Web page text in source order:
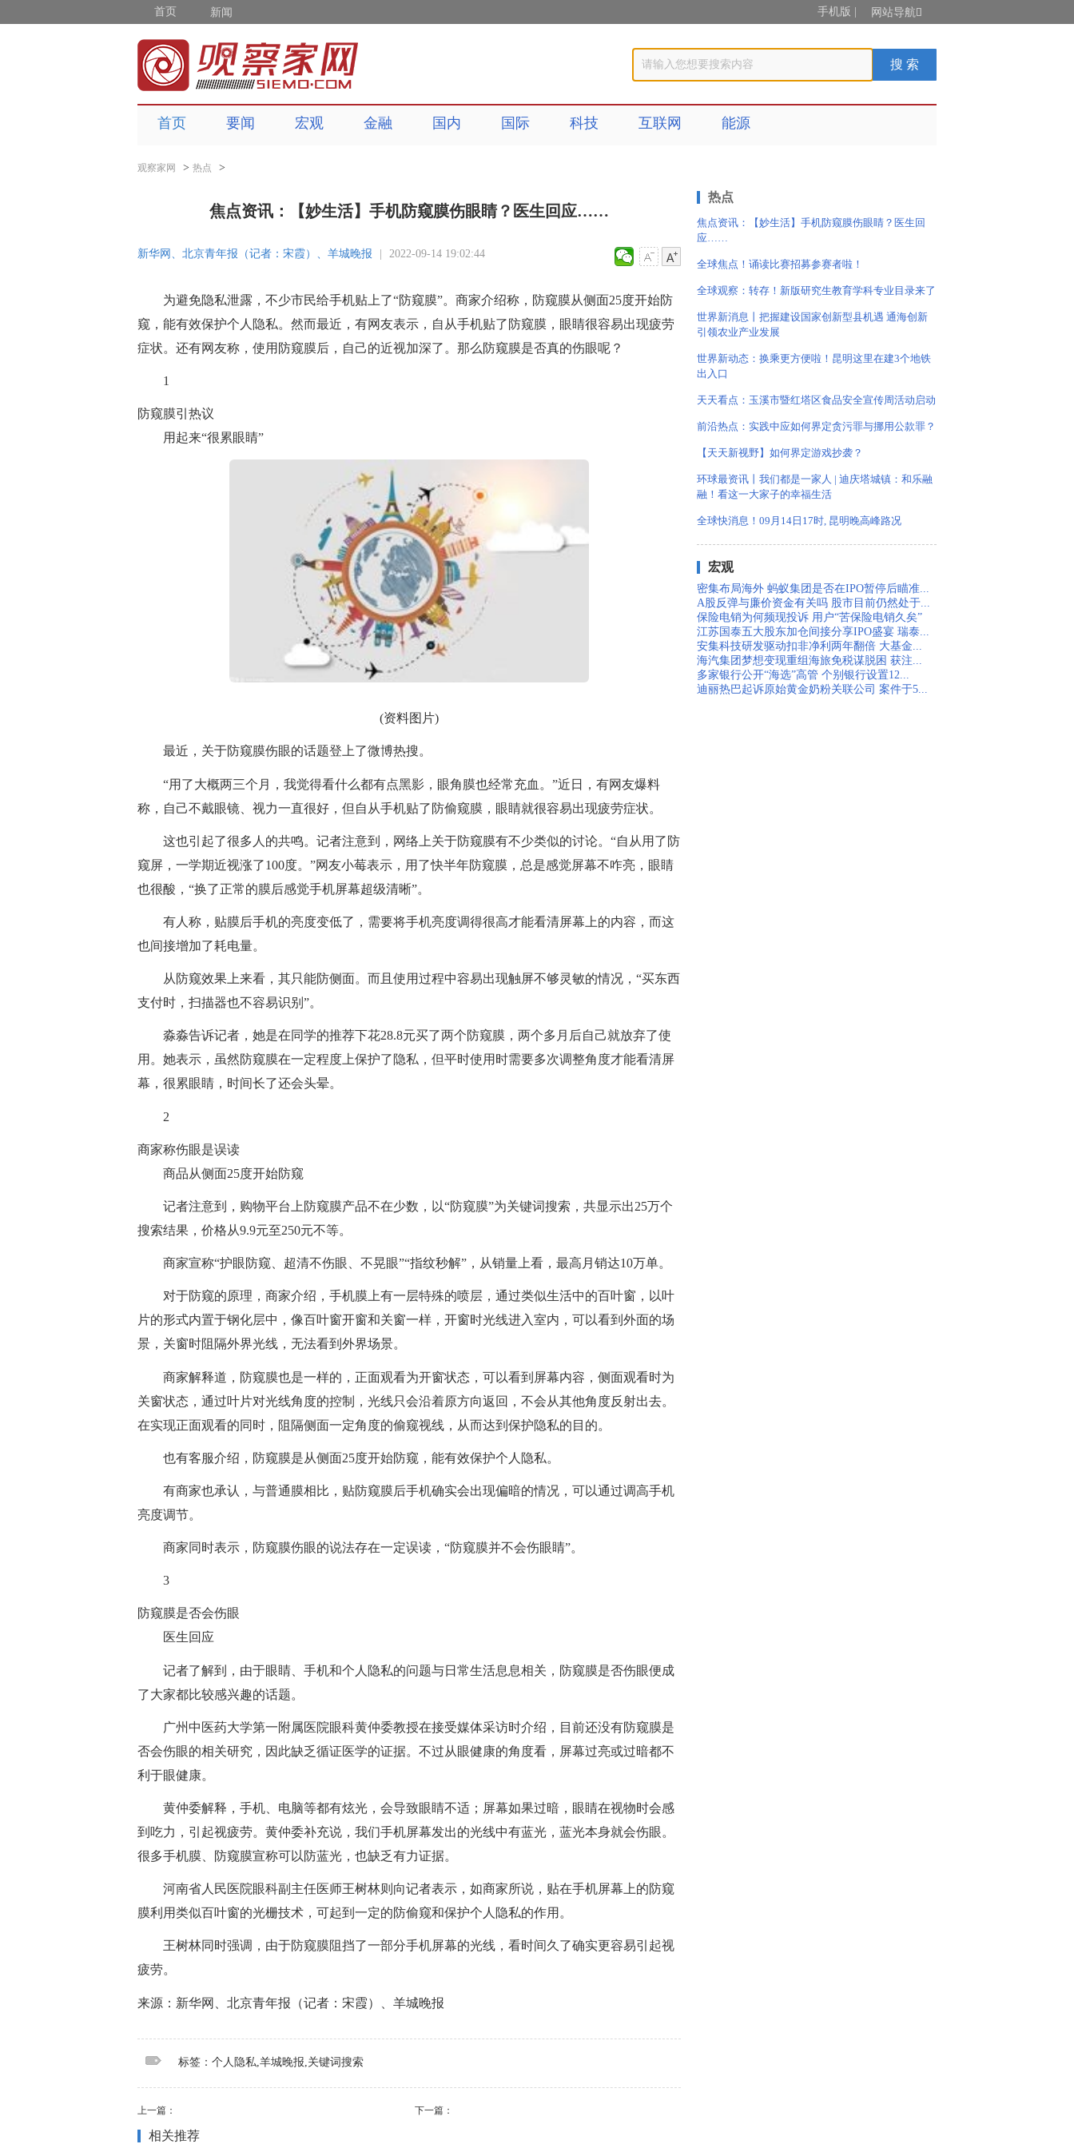
首页 新闻 手机版 网站导航
首页 要闻 宏观 金融 国内 国际 科技 互联网 能源
观察家网 > 热点 >
焦点资讯：【妙生活】手机防窥膜伤眼睛？医生回应……
新华网、北京青年报（记者：宋霞）、羊城晚报 2022-09-14 19:02:44
为避免隐私泄露，不少市民给手机贴上了“防窥膜”。商家介绍称，防窥膜从侧面25度开始防
窥，能有效保护个人隐私。然而最近，有网友表示，自从手机贴了防窥膜，眼睛很容易出现疲劳
症状。还有网友称，使用防窥膜后，自己的近视加深了。那么防窥膜是否真的伤眼呢？
1
防窥膜引热议
用起来“很累眼睛”
(资料图片)
最近，关于防窥膜伤眼的话题登上了微博热搜。
“用了大概两三个月，我觉得看什么都有点黑影，眼角膜也经常充血。”近日，有网友爆料
称，自己不戴眼镜、视力一直很好，但自从手机贴了防偷窥膜，眼睛就很容易出现疲劳症状。
这也引起了很多人的共鸣。记者注意到，网络上关于防窥膜有不少类似的讨论。“自从用了防
窥屏，一学期近视涨了100度。”网友小莓表示，用了快半年防窥膜，总是感觉屏幕不咋亮，眼睛
也很酸，“换了正常的膜后感觉手机屏幕超级清晰”。
有人称，贴膜后手机的亮度变低了，需要将手机亮度调得很高才能看清屏幕上的内容，而这
也间接增加了耗电量。
从防窥效果上来看，其只能防侧面。而且使用过程中容易出现触屏不够灵敏的情况，“买东西
支付时，扫描器也不容易识别”。
淼淼告诉记者，她是在同学的推荐下花28.8元买了两个防窥膜，两个多月后自己就放弃了使
用。她表示，虽然防窥膜在一定程度上保护了隐私，但平时使用时需要多次调整角度才能看清屏
幕，很累眼睛，时间长了还会头晕。
2
商家称伤眼是误读
商品从侧面25度开始防窥
记者注意到，购物平台上防窥膜产品不在少数，以“防窥膜”为关键词搜索，共显示出25万个
搜索结果，价格从9.9元至250元不等。
商家宣称“护眼防窥、超清不伤眼、不晃眼”“指纹秒解”，从销量上看，最高月销达10万单。
对于防窥的原理，商家介绍，手机膜上有一层特殊的喷层，通过类似生活中的百叶窗，以叶
片的形式内置于钢化层中，像百叶窗开窗和关窗一样，开窗时光线进入室内，可以看到外面的场
景，关窗时阻隔外界光线，无法看到外界场景。
商家解释道，防窥膜也是一样的，正面观看为开窗状态，可以看到屏幕内容，侧面观看时为
关窗状态，通过叶片对光线角度的控制，光线只会沿着原方向返回，不会从其他角度反射出去。
在实现正面观看的同时，阻隔侧面一定角度的偷窥视线，从而达到保护隐私的目的。
也有客服介绍，防窥膜是从侧面25度开始防窥，能有效保护个人隐私。
有商家也承认，与普通膜相比，贴防窥膜后手机确实会出现偏暗的情况，可以通过调高手机
亮度调节。
商家同时表示，防窥膜伤眼的说法存在一定误读，“防窥膜并不会伤眼睛”。
3
防窥膜是否会伤眼
医生回应
记者了解到，由于眼睛、手机和个人隐私的问题与日常生活息息相关，防窥膜是否伤眼便成
了大家都比较感兴趣的话题。
广州中医药大学第一附属医院眼科黄仲委教授在接受媒体采访时介绍，目前还没有防窥膜是
否会伤眼的相关研究，因此缺乏循证医学的证据。不过从眼健康的角度看，屏幕过亮或过暗都不
利于眼健康。
黄仲委解释，手机、电脑等都有炫光，会导致眼睛不适；屏幕如果过暗，眼睛在视物时会感
到吃力，引起视疲劳。黄仲委补充说，我们手机屏幕发出的光线中有蓝光，蓝光本身就会伤眼。
很多手机膜、防窥膜宣称可以防蓝光，也缺乏有力证据。
河南省人民医院眼科副主任医师王树林则向记者表示，如商家所说，贴在手机屏幕上的防窥
膜利用类似百叶窗的光栅技术，可起到一定的防偷窥和保护个人隐私的作用。
王树林同时强调，由于防窥膜阻挡了一部分手机屏幕的光线，看时间久了确实更容易引起视
疲劳。
来源：新华网、北京青年报（记者：宋霞）、羊城晚报
标签：个人隐私,羊城晚报,关键词搜索
上一篇： 下一篇：
相关推荐
热点
焦点资讯：【妙生活】手机防窥膜伤眼睛？医生回
应……
全球焦点！诵读比赛招募参赛者啦！
全球观察：转存！新版研究生教育学科专业目录来了
世界新消息丨把握建设国家创新型县机遇 通海创新
引领农业产业发展
世界新动态：换乘更方便啦！昆明这里在建3个地铁
出入口
天天看点：玉溪市暨红塔区食品安全宣传周活动启动
前沿热点：实践中应如何界定贪污罪与挪用公款罪？
【天天新视野】如何界定游戏抄袭？
环球最资讯丨我们都是一家人 | 迪庆塔城镇：和乐融
融！看这一大家子的幸福生活
全球快消息！09月14日17时, 昆明晚高峰路况
宏观
密集布局海外 蚂蚁集团是否在IPO暂停后瞄准...
A股反弹与廉价资金有关吗 股市目前仍然处于...
保险电销为何频现投诉 用户“苦保险电销久矣”
江苏国泰五大股东加仓间接分享IPO盛宴 瑞泰...
安集科技研发驱动扣非净利两年翻倍 大基金...
海汽集团梦想变现重组海旅免税谋脱困 获注...
多家银行公开“海选”高管 个别银行设置12...
迪丽热巴起诉原始黄金奶粉关联公司 案件于5...